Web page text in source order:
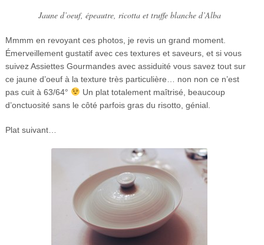
Jaune d’oeuf, épeautre, ricotta et truffe blanche d’Alba
Mmmm en revoyant ces photos, je revis un grand moment.
Émerveillement gustatif avec ces textures et saveurs, et si vous
suivez Assiettes Gourmandes avec assiduité vous savez tout sur
ce jaune d’oeuf à la texture très particulière… non non ce n’est
pas cuit à 63/64°
Un plat totalement maîtrisé, beaucoup
d’onctuosité sans le côté parfois gras du risotto, génial.
Plat suivant…